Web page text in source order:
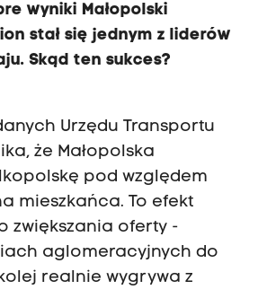
wyniki Małopolski
stał się jednym z liderów
Skąd ten sukces?
Urzędu Transportu
że Małopolska
pod względem
mieszkańca. To efekt
zwiększania oferty -
aglomeracyjnych do
realnie wygrywa z